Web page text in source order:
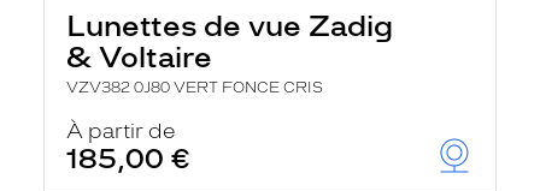
Lunettes de vue Zadig
& Voltaire
VZV382 0J80 VERT FONCE CRIS
À partir de
185,00 €